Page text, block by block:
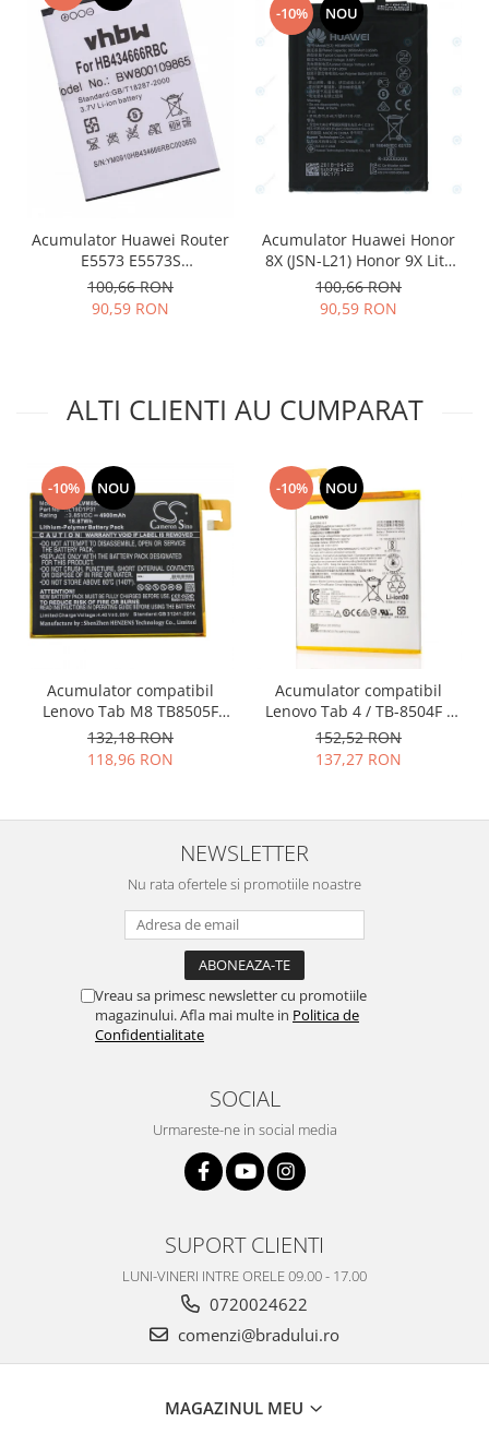
Placa de baza Allview
Alcatel
Apple
Oppo
Huawei
Nokia
Samsung
Vodafone
Xiaomi
Touchscreen
Acer
Allview
Blackberry
Iphone
Touchscreen Huawei
Acumulator Huawei Router
E5573 E5573S
HB434666RBC 1100mAh
100,66 RON
90,59 RON
-10% NOU
Acumulator Huawei Honor
8X (JSN-L21) Honor 9X Lite
(STK-LX1) HB386590ECW
3750mAh 24022735
100,66 RON
90,59 RON
ALTI CLIENTI AU CUMPARAT
-10% NOU
Acumulator compatibil
Lenovo Tab M8 TB8505F
L19D1P31
132,18 RON
118,96 RON
-10% NOU
Acumulator compatibil
Lenovo Tab 4 / TB-8504F /
TB-8504X / model L16D1P34
152,52 RON
137,27 RON
NEWSLETTER
Nu rata ofertele si promotiile noastre
Vreau sa primesc newsletter cu promotiile
magazinului. Afla mai multe in Politica de
Confidentialitate
SOCIAL
Urmareste-ne in social media
SUPORT CLIENTI
LUNI-VINERI INTRE ORELE 09.00 - 17.00
0720024622
comenzi@bradului.ro
MAGAZINUL MEU